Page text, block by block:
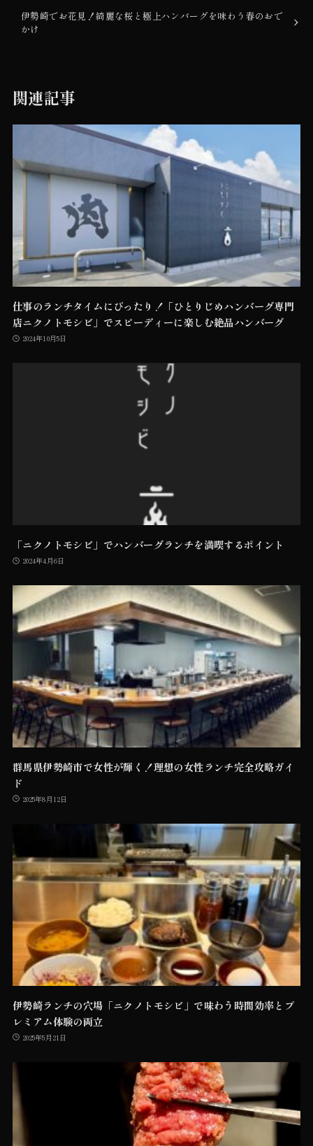
伊勢崎でお花見！綺麗な桜と極上ハンバーグを味わう春のおで
かけ
関連記事
仕事のランチタイムにぴったり！「ひとりじめハンバーグ専門
店ニクノトモシビ」でスピーディーに楽しむ絶品ハンバーグ
2024年10月5日
「ニクノトモシビ」でハンバーグランチを満喫するポイント
2024年4月6日
群馬県伊勢崎市で女性が輝く！理想の女性ランチ完全攻略ガイ
ド
2025年8月12日
伊勢崎ランチの穴場「ニクノトモシビ」で味わう時間効率とプ
レミアム体験の両立
2025年5月21日